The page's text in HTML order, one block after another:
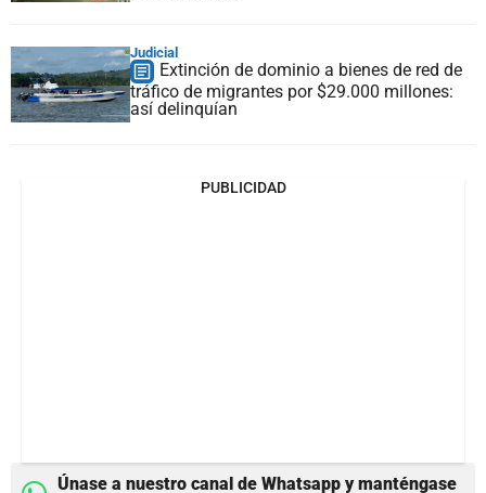
Judicial
Extinción de dominio a bienes de red de
tráfico de migrantes por $29.000 millones:
así delinquían
PUBLICIDAD
Únase a nuestro canal de Whatsapp y manténgase